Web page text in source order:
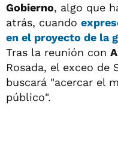
Gobierno, algo que
atrás, cuando
en el proyecto de la
Tras la reunión con
Rosada, el exceo de
buscará "acercar el
público".